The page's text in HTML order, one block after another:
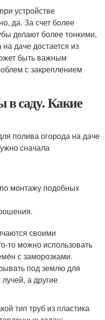
устройстве
да. За счет более
делают более тонкими,
даче достается из
быть важным
с закреплением
саду. Какие
полива огорода на даче
сначала
монтажу подобных
своими
то можно использовать
с заморозками.
под землю для
а другие
тип труб из пластика